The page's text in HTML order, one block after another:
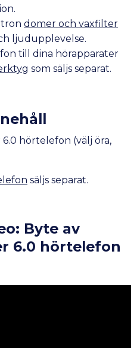
domer och vaxfilter
ljudupplevelse.
till dina hörapparater
som säljs separat.
hörtelefon (välj öra,
säljs separat.
Byte av
6.0 hörtelefon